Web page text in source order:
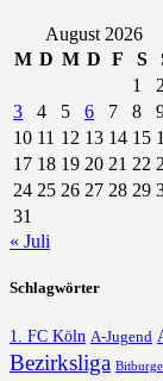
August 2026
M D M D F S
1
2
3
4 5 6 7 8
10 11 12 13 14 15
17 18 19 20 21 22
24 25 26 27 28 29
31
« Juli
Schlagwörter
1. FC Köln A-Jugend
Bezirksliga